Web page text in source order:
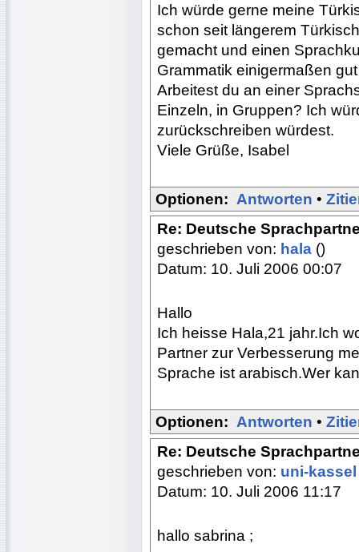
Ich würde gerne meine
schon seit längerem
gemacht und einen
Grammatik einigermaßen
Arbeitest du an einer
Einzeln, in Gruppen? Ich
zurückschreiben würdest.
Viele Grüße, Isabel
Optionen: Antworten •
Re: Deutsche
geschrieben von: hala ()
Datum: 10. Juli 2006 00:07
Hallo
Ich heisse Hala,21 jahr.Ich
Partner zur Verbesserung
Sprache ist arabisch.Wer
Optionen: Antworten •
Re: Deutsche
geschrieben von: uni-
Datum: 10. Juli 2006 11:17
hallo sabrina ;